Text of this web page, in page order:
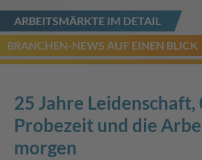
ARBEITSMÄRKTE IM DETAIL
BRANCHEN-NEWS AUF EINEN BLICK
25 Jahre Leidenschaft,
Probezeit und die
morgen